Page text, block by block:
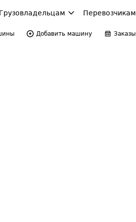
Грузовладельцам Перевозчикам
Добавить машину Заказы